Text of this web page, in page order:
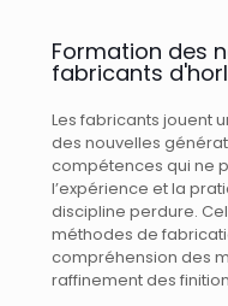
Formation des
fabricants
Les fabricants jouent
des nouvelles
compétences qui ne
l’expérience et la
discipline perdure.
méthodes de
compréhension des
raffinement des